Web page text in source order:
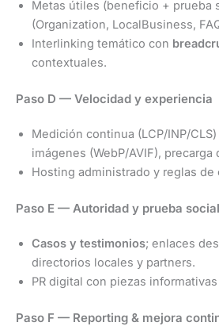
Metas útiles (beneficio + prueba
(Organization, LocalBusiness,
Interlinking temático con
contextuales.
Paso D — Velocidad y experiencia
Medición continua (LCP/INP/
imágenes (WebP/AVIF),
Hosting administrado y reglas de
Paso E — Autoridad y prueba social
Casos y testimonios; enlaces
directorios locales y partners.
PR digital con piezas
Paso F — Reporting & mejora